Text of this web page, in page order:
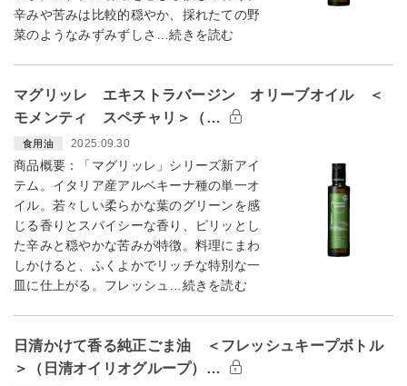
辛みや苦みは比較的穏やか、採れたての野
菜のようなみずみずしさ…続きを読む
マグリッレ エキストラバージン オリーブオイル ＜
モメンティ スペチャリ＞（…
食用油 2025.09.30
商品概要：「マグリッレ」シリーズ新アイ
テム。イタリア産アルベキーナ種の単一オ
イル。若々しい柔らかな葉のグリーンを感
じる香りとスパイシーな香り、ピリッとし
た辛みと穏やかな苦みが特徴。料理にまわ
しかけると、ふくよかでリッチな特別な一
皿に仕上がる。フレッシュ…続きを読む
日清かけて香る純正ごま油 ＜フレッシュキープボトル
＞（日清オイリオグループ）…